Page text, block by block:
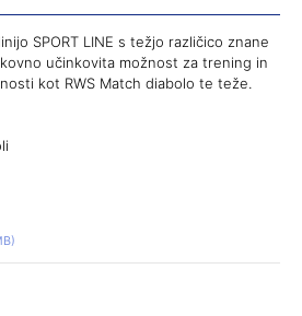
SPORT LINE s težjo različico znane
učinkovita možnost za trening in
kot RWS Match diabolo te teže.